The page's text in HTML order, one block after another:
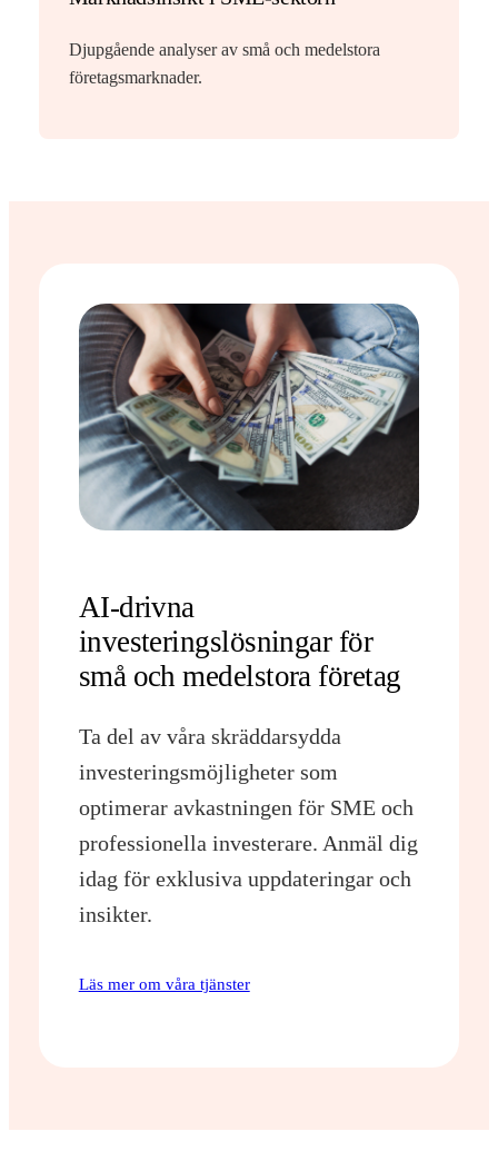
Djupgående analyser av små och medelstora
företagsmarknader.
AI-drivna
investeringslösningar för
små och medelstora företag
Ta del av våra skräddarsydda
investeringsmöjligheter som
optimerar avkastningen för SME och
professionella investerare. Anmäl dig
idag för exklusiva uppdateringar och
insikter.
Läs mer om våra tjänster